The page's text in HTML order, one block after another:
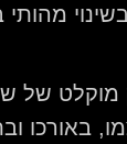
של
באורכו